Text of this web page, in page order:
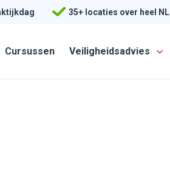
35+ locaties over heel NL
Cursussen Veiligheidsadvies
35+ locaties over heel NL
Cursussen Veiligheidsadvies